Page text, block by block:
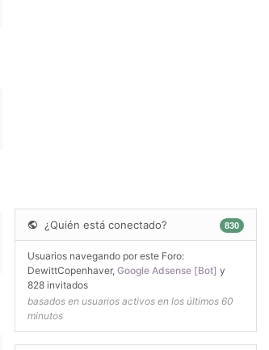
¿Quién está conectado? 830
Usuarios navegando por este Foro:
DewittCopenhaver, Google Adsense [Bot] y
828 invitados
basados en usuarios activos en los últimos 60
minutos